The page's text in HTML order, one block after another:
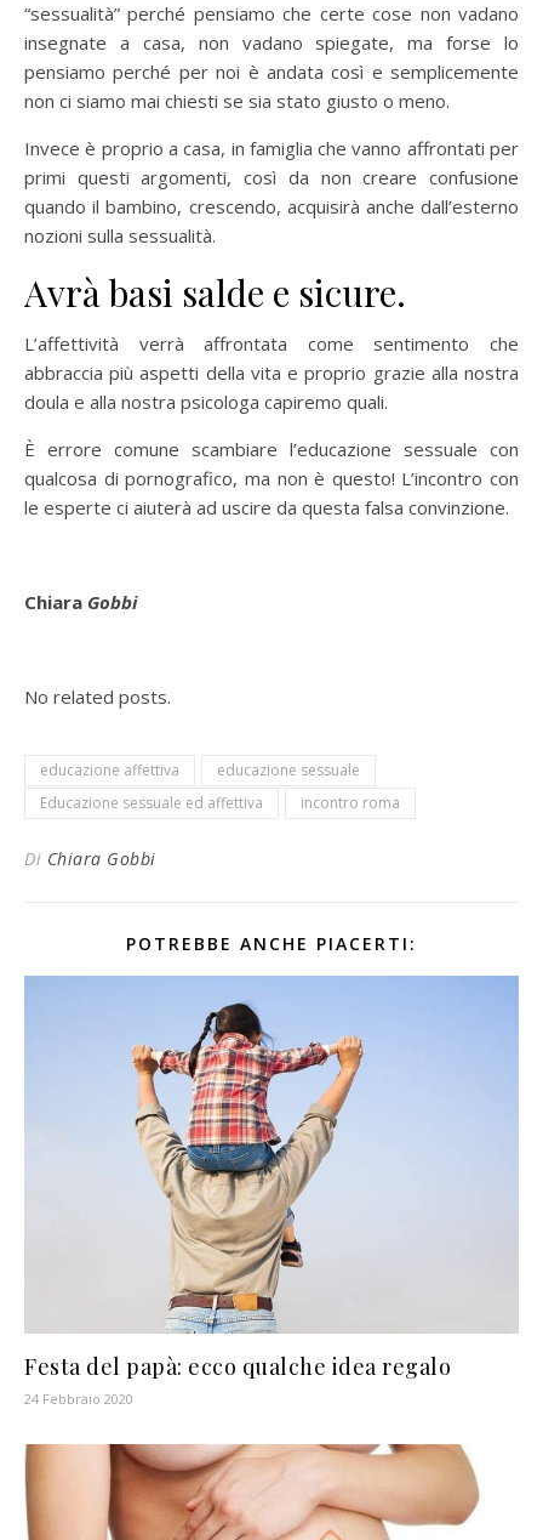
“sessualità” perché pensiamo che certe cose non vadano
insegnate a casa, non vadano spiegate, ma forse lo
pensiamo perché per noi è andata così e semplicemente
non ci siamo mai chiesti se sia stato giusto o meno.
Invece è proprio a casa, in famiglia che vanno affrontati per
primi questi argomenti, così da non creare confusione
quando il bambino, crescendo, acquisirà anche dall’esterno
nozioni sulla sessualità.
Avrà basi salde e sicure.
L’affettività verrà affrontata come sentimento che
abbraccia più aspetti della vita e proprio grazie alla nostra
doula e alla nostra psicologa capiremo quali.
È errore comune scambiare l’educazione sessuale con
qualcosa di pornografico, ma non è questo! L’incontro con
le esperte ci aiuterà ad uscire da questa falsa convinzione.
Chiara Gobbi
No related posts.
educazione affettiva
educazione sessuale
Educazione sessuale ed affettiva
incontro roma
Di Chiara Gobbi
POTREBBE ANCHE PIACERTI:
Festa del papà: ecco qualche idea regalo
24 Febbraio 2020